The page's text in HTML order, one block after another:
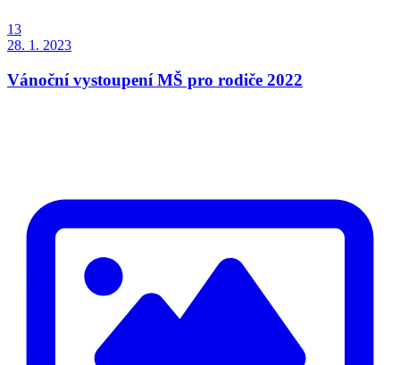
13
28. 1. 2023
Vánoční vystoupení MŠ pro rodiče 2022